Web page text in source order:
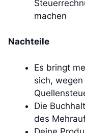
machen
Nachteile
Es bringt
sich,
Die
des